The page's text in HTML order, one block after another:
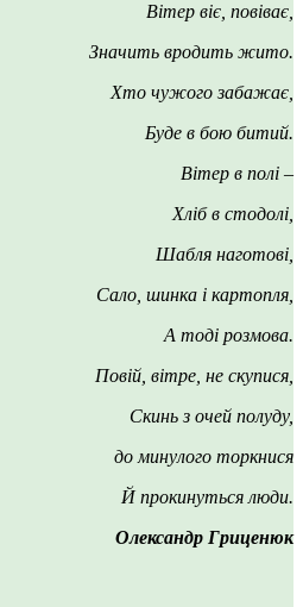
Вітер віє, повіває,
Значить вродить жито.
Хто чужого забажає,
Буде в бою битий.
Вітер в полі –
Хліб в стодолі,
Шабля наготові,
Сало, шинка і картопля,
А тоді розмова.
Повій, вітре, не скупися,
Скинь з очей полуду,
до минулого торкнися
Й прокинуться люди.
Олександр Гриценюк